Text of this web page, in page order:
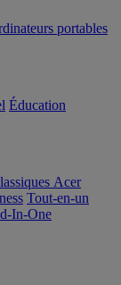
portables
Éducation
Acer
Tout-en-un
In-One